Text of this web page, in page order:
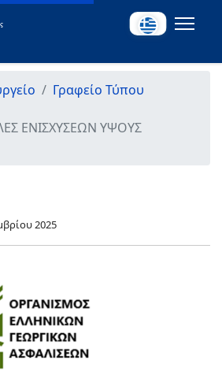
Γραφείο Τύπου
ΕΝΙΣΧΥΣΕΩΝ ΥΨΟΥΣ
2025